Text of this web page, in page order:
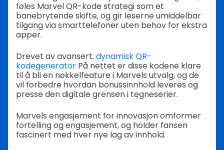
føles Marvel QR-kode strategi som et
banebrytende skifte, og gir leserne umiddelbar
tilgang via smarttelefoner uten behov for ekstra
apper.
Drevet av avansert. dynamisk QR-
kodegenerator På nettet er disse kodene klare
til å bli en nøkkelfeature i Marvels utvalg, og de
vil forbedre hvordan bonussinnhold leveres og
presse den digitale grensen i tegneserier.
Marvels engasjement for innovasjon omformer
fortelling og engasjement, og holder fansen
fascinert med hver nye lag av innhold.